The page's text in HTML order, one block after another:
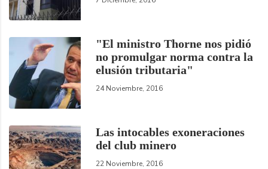
"El ministro Thorne nos pidió
no promulgar norma contra la
elusión tributaria"
24 Noviembre, 2016
Las intocables exoneraciones
del club minero
22 Noviembre, 2016